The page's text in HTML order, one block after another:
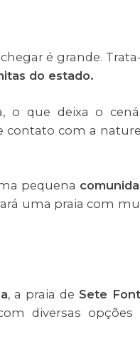
é grande.
do estado.
o que deixa o
contato com a
pequena
uma praia com
, a praia de Sete
diversas opções